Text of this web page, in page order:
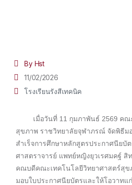
By Hst
11/02/2026
โรงเรียนรังสีเทคนิค
เมื่อวันที่ 11 กุมภาพันธ์ 2569 ค
สุขภาพ ราชวิทยาลัยจุฬาภรณ์ จัดพิธีม
สำเร็จการศึกษาหลักสูตรประกาศนียบั
ศาสตราจารย์ แพทย์หญิงยุวเรศมคฐ์
คณบดีคณะเทคโนโลยีวิทยาศาสตร์สุข
มอบใบประกาศนียบัตรและให้โอวาทแ